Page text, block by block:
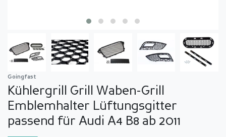
Goingfast
Kühlergrill Grill Waben-Grill
Emblemhalter Lüftungsgitter
passend für Audi A4 B8 ab 2011